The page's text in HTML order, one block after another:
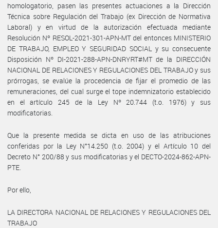
homologatorio, pasen las presentes actuaciones a la Dirección
Técnica sobre Regulación del Trabajo (ex Dirección de Normativa
Laboral) y en virtud de la autorización efectuada mediante
Resolución Nº RESOL-2021-301-APN-MT del entonces MINISTERIO
DE TRABAJO, EMPLEO Y SEGURIDAD SOCIAL y su consecuente
Disposición Nº DI-2021-288-APN-DNRYRT#MT de la DIRECCIÓN
NACIONAL DE RELACIONES Y REGULACIONES DEL TRABAJO y sus
prórrogas, se evalúe la procedencia de fijar el promedio de las
remuneraciones, del cual surge el tope indemnizatorio establecido
en el artículo 245 de la Ley Nº 20.744 (t.o. 1976) y sus
modificatorias.
Que la presente medida se dicta en uso de las atribuciones
conferidas por la Ley N°14.250 (t.o. 2004) y el Artículo 10 del
Decreto N° 200/88 y sus modificatorias y el DECTO-2024-862-APN-
PTE.
Por ello,
LA DIRECTORA NACIONAL DE RELACIONES Y REGULACIONES DEL
TRABAJO